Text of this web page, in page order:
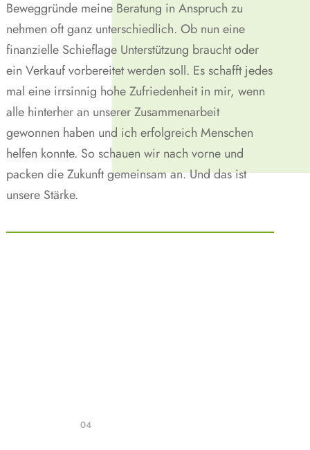
Beweggründe meine Beratung in Anspruch zu
nehmen oft ganz unterschiedlich. Ob nun eine
finanzielle Schieflage Unterstützung braucht oder
ein Verkauf vorbereitet werden soll. Es schafft jedes
mal eine irrsinnig hohe Zufriedenheit in mir, wenn
alle hinterher an unserer Zusammenarbeit
gewonnen haben und ich erfolgreich Menschen
helfen konnte. So schauen wir nach vorne und
packen die Zukunft gemeinsam an. Und das ist
unsere Stärke.
04